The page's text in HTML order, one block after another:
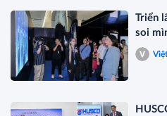
Triển
soi